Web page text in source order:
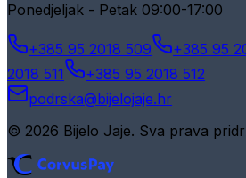
Ponedjeljak - Petak 09:00-17:00
+385 95 2018 509 +385 95
2018 511
+385 95 2018 512
podrska@bijelojaje.hr
© 2026 Bijelo Jaje. Sva prava